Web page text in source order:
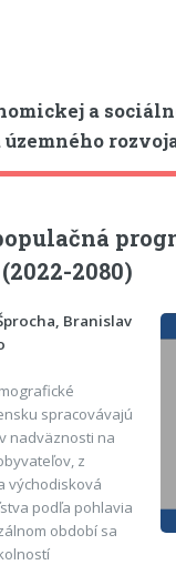
a
2080)
Branislav
spracovávajú
nadväznosti na
z
východisková
podľa pohlavia
období sa